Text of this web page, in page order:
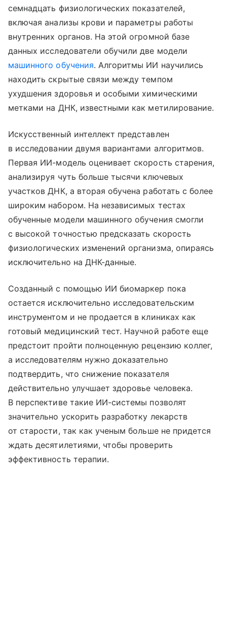
семнадцать физиологических показателей,
включая анализы крови и параметры работы
внутренних органов. На этой огромной базе
данных исследователи обучили две модели
машинного обучения. Алгоритмы ИИ научились
находить скрытые связи между темпом
ухудшения здоровья и особыми химическими
метками на ДНК, известными как метилирование.
Искусственный интеллект представлен
в исследовании двумя вариантами алгоритмов.
Первая ИИ-модель оценивает скорость старения,
анализируя чуть больше тысячи ключевых
участков ДНК, а вторая обучена работать с более
широким набором. На независимых тестах
обученные модели машинного обучения смогли
с высокой точностью предсказать скорость
физиологических изменений организма, опираясь
исключительно на ДНК-данные.
Созданный с помощью ИИ биомаркер пока
остается исключительно исследовательским
инструментом и не продается в клиниках как
готовый медицинский тест. Научной работе еще
предстоит пройти полноценную рецензию коллег,
а исследователям нужно доказательно
подтвердить, что снижение показателя
действительно улучшает здоровье человека.
В перспективе такие ИИ-системы позволят
значительно ускорить разработку лекарств
от старости, так как ученым больше не придется
ждать десятилетиями, чтобы проверить
эффективность терапии.